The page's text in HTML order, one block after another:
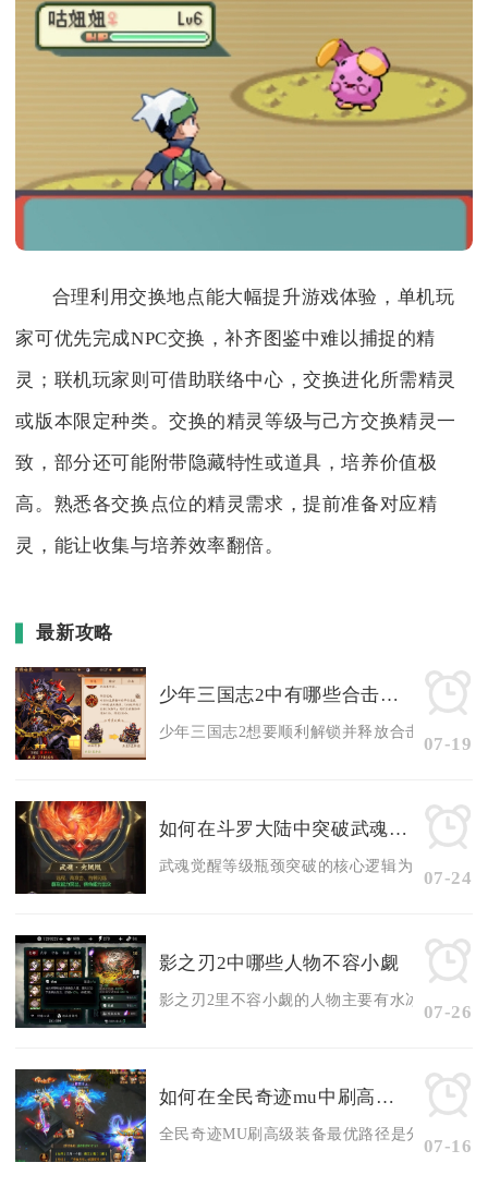
合理利用交换地点能大幅提升游戏体验，单机玩
家可优先完成NPC交换，补齐图鉴中难以捕捉的精
灵；联机玩家则可借助联络中心，交换进化所需精灵
或版本限定种类。交换的精灵等级与己方交换精灵一
致，部分还可能附带隐藏特性或道具，培养价值极
高。熟悉各交换点位的精灵需求，提前准备对应精
灵，能让收集与培养效率翻倍。
最新攻略
少年三国志2中有哪些合击的必备条件
少年三国志2想要顺利解锁并释放合击，需要
07-19
如何在斗罗大陆中突破武魂觉醒等级瓶颈
武魂觉醒等级瓶颈突破的核心逻辑为补齐魂环
07-24
影之刃2中哪些人物不容小觑
影之刃2里不容小觑的人物主要有水冰淼、上
07-26
如何在全民奇迹mu中刷高级装备
全民奇迹MU刷高级装备最优路径是分阶段搭
07-16